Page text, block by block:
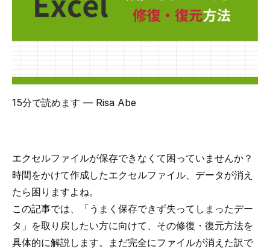
15分で読めます — Risa Abe
エクセルファイルが保存できなくて困っていませんか？
時間をかけて作成したエクセルファイル、データが消え
たら困りますよね。
この記事では、「うまく保存できず失ってしまったデー
タ」を取り戻したい方に向けて、その修復・復元方法を
具体的に解説します。まだ完全にファイルが消えた訳で